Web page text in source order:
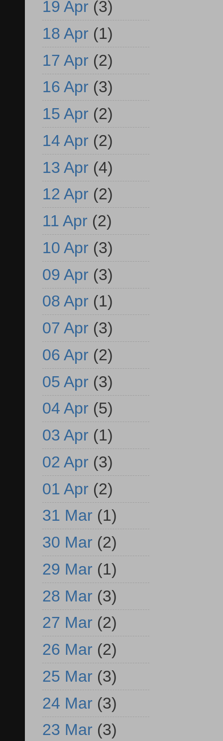
19 Apr (3)
18 Apr (1)
17 Apr (2)
16 Apr (3)
15 Apr (2)
14 Apr (2)
13 Apr (4)
12 Apr (2)
11 Apr (2)
10 Apr (3)
09 Apr (3)
08 Apr (1)
07 Apr (3)
06 Apr (2)
05 Apr (3)
04 Apr (5)
03 Apr (1)
02 Apr (3)
01 Apr (2)
31 Mar (1)
30 Mar (2)
29 Mar (1)
28 Mar (3)
27 Mar (2)
26 Mar (2)
25 Mar (3)
24 Mar (3)
23 Mar (3)